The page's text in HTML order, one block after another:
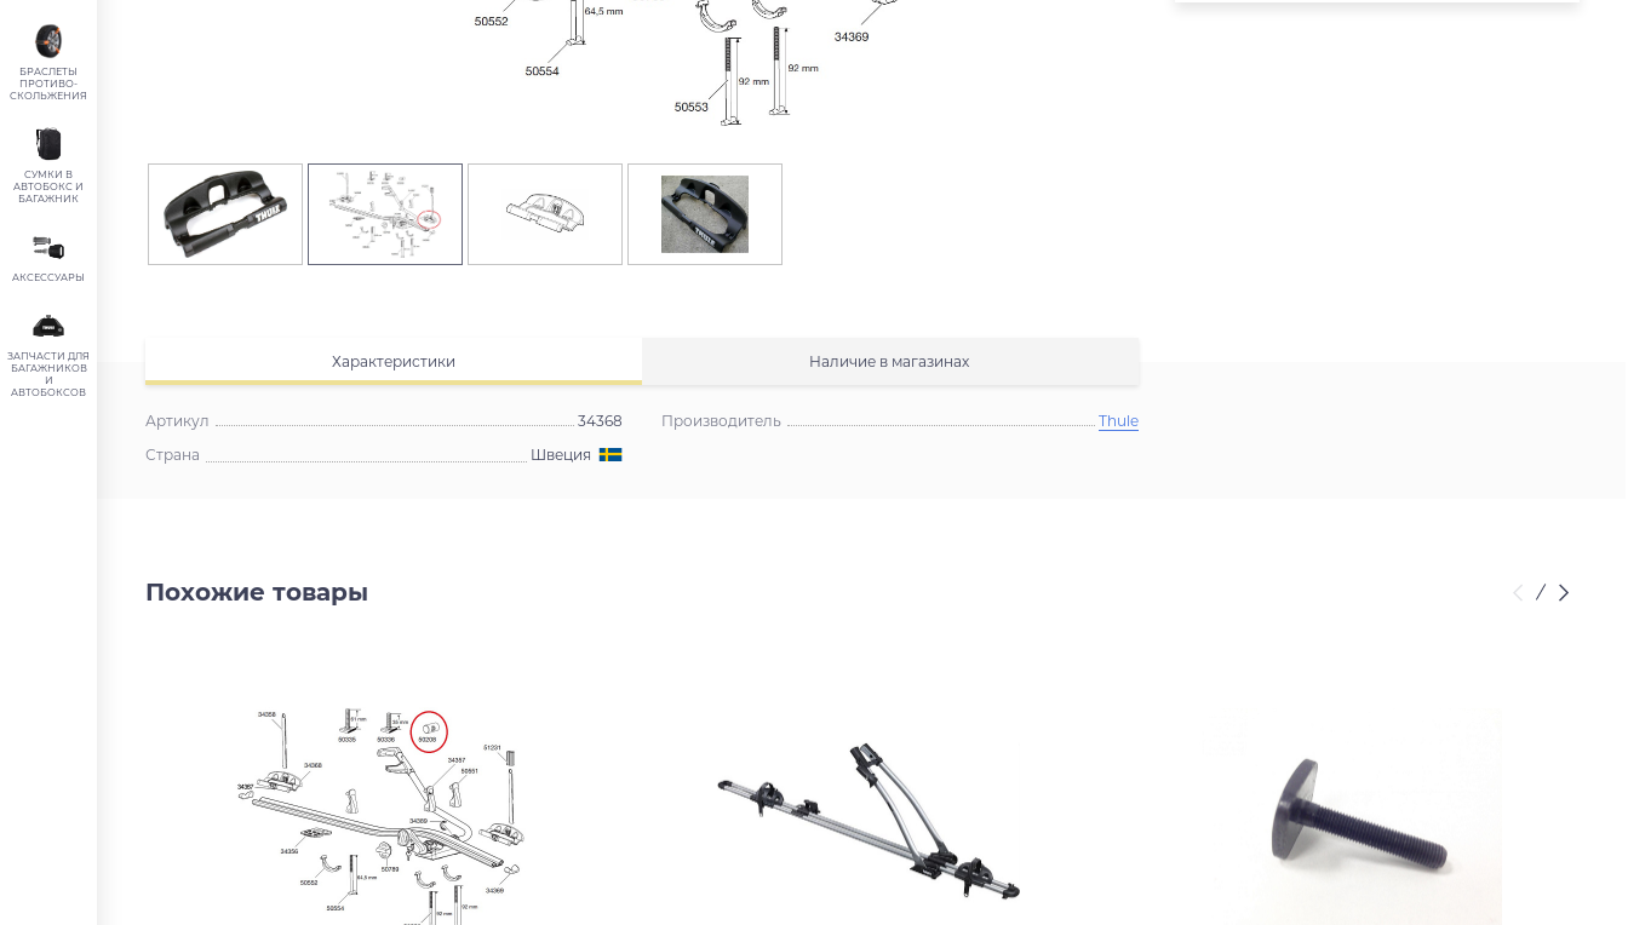
БРАСЛЕТЫ
ПРОТИВО-
СКОЛЬЖЕНИЯ
СУМКИ В
АВТОБОКС И
БАГАЖНИК
АКСЕССУАРЫ
ЗАПЧАСТИ ДЛЯ
БАГАЖНИКОВ
И
АВТОБОКСОВ
Характеристики Наличие в магазинах
Артикул 34368 Производитель
Thule
Страна
Швеция
Похожие товары